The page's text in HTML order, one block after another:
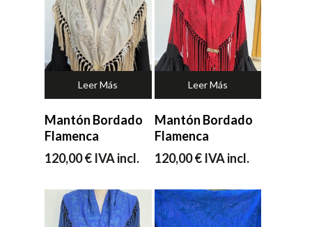
No hay productos en el carrito.
Ir a la tienda
Leer Más
Mantón Bordado
Flamenca
120,00€ IVA incl.
Leer Más
Mantón Bordado
Flamenca
120,00€ IVA incl.